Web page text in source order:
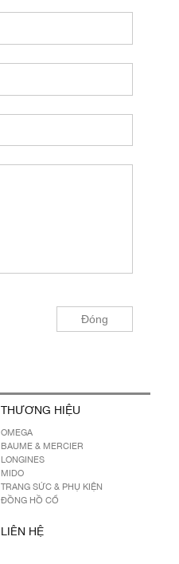
THƯƠNG HIỆU
OMEGA
BAUME & MERCIER
LONGINES
MIDO
TRANG SỨC & PHỤ KIỆN
ĐỒNG HỒ CỔ
LIÊN HỆ